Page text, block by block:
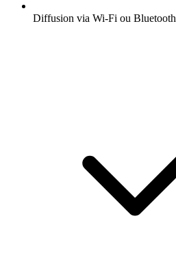
Diffusion via Wi-Fi ou Bluetooth